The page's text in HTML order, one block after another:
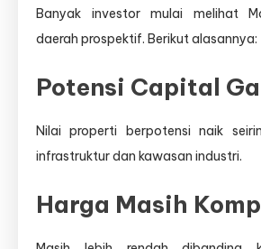
Banyak investor mulai melihat
daerah prospektif. Berikut alasannya:
Potensi Capital
Nilai properti berpotensi naik
infrastruktur dan kawasan industri.
Harga Masih